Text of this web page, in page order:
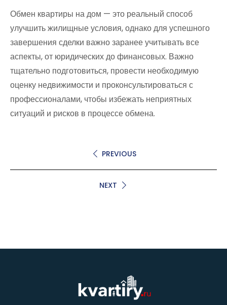
Обмен квартиры на дом — это реальный способ
улучшить жилищные условия, однако для успешного
завершения сделки важно заранее учитывать все
аспекты, от юридических до финансовых. Важно
тщательно подготовиться, провести необходимую
оценку недвижимости и проконсультироваться с
профессионалами, чтобы избежать неприятных
ситуаций и рисков в процессе обмена.
PREVIOUS
NEXT